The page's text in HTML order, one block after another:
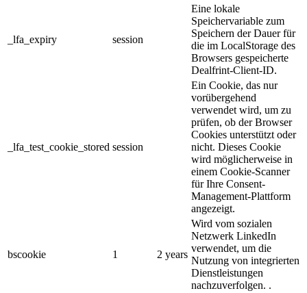
_lfa_expiry session
Eine lokale
Speichervariable zum
Speichern der Dauer für
die im LocalStorage des
Browsers gespeicherte
Dealfrint-Client-ID.
_lfa_test_cookie_stored session
Ein Cookie, das nur
vorübergehend
verwendet wird, um zu
prüfen, ob der Browser
Cookies unterstützt oder
nicht. Dieses Cookie
wird möglicherweise in
einem Cookie-Scanner
für Ihre Consent-
Management-Plattform
angezeigt.
bscookie 1 2 years
Wird vom sozialen
Netzwerk LinkedIn
verwendet, um die
Nutzung von integrierten
Dienstleistungen
nachzuverfolgen. .